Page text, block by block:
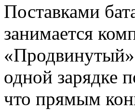
Поставками
занимается
«Продвинутый»
одной зарядке
что прямым